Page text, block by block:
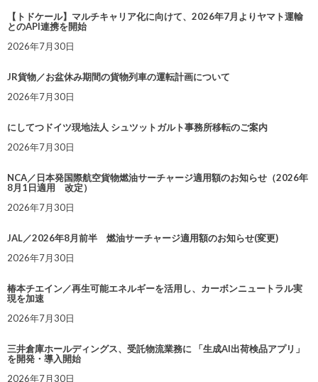
【トドケール】マルチキャリア化に向けて、2026年7月よりヤマト運輸
とのAPI連携を開始
2026年7月30日
JR貨物／お盆休み期間の貨物列車の運転計画について
2026年7月30日
にしてつドイツ現地法人 シュツットガルト事務所移転のご案内
2026年7月30日
NCA／日本発国際航空貨物燃油サーチャージ適用額のお知らせ（2026年
8月1日適用 改定）
2026年7月30日
JAL／2026年8月前半 燃油サーチャージ適用額のお知らせ(変更)
2026年7月30日
椿本チエイン／再生可能エネルギーを活用し、カーボンニュートラル実
現を加速
2026年7月30日
三井倉庫ホールディングス、受託物流業務に 「生成AI出荷検品アプリ」
を開発・導入開始
2026年7月30日